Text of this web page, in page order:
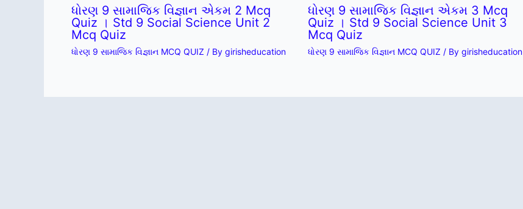
ધોરણ 9 સામાજિક વિજ્ઞાન એકમ 2 Mcq
Quiz । Std 9 Social Science Unit 2
Mcq Quiz
ધોરણ 9 સામાજિક વિજ્ઞાન MCQ QUIZ / By girisheducation
ધોરણ 9 સામાજિક વિજ્ઞાન એકમ 3 Mcq
Quiz । Std 9 Social Science Unit 3
Mcq Quiz
ધોરણ 9 સામાજિક વિજ્ઞાન MCQ QUIZ / By girisheducation